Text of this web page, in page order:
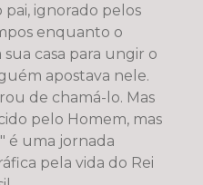
ignorado pelos
enquanto o
casa para ungir o
apostava nele.
de chamá-lo. Mas
pelo Homem, mas
é uma jornada
pela vida do Rei